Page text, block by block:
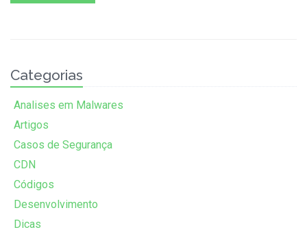
Categorias
Analises em Malwares
Artigos
Casos de Segurança
CDN
Códigos
Desenvolvimento
Dicas